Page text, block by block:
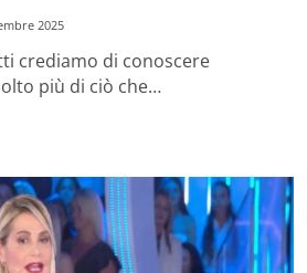
2025
crediamo di conoscere
più di ciò che…